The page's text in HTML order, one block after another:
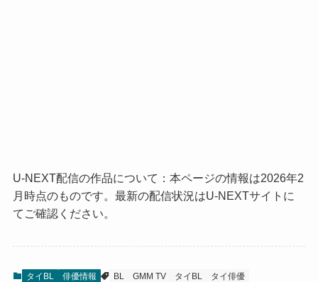
U-NEXT配信の作品について：本ページの情報は2026年2
月時点のものです。最新の配信状況はU-NEXTサイトに
てご確認ください。
タイBL 俳優情報 BL GMM TV タイBL タイ俳優